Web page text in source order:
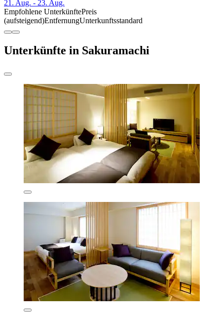
21. Aug. - 23. Aug.
Empfohlene UnterkünftePreis
(aufsteigend)EntfernungUnterkunftsstandard
Unterkünfte in Sakuramachi